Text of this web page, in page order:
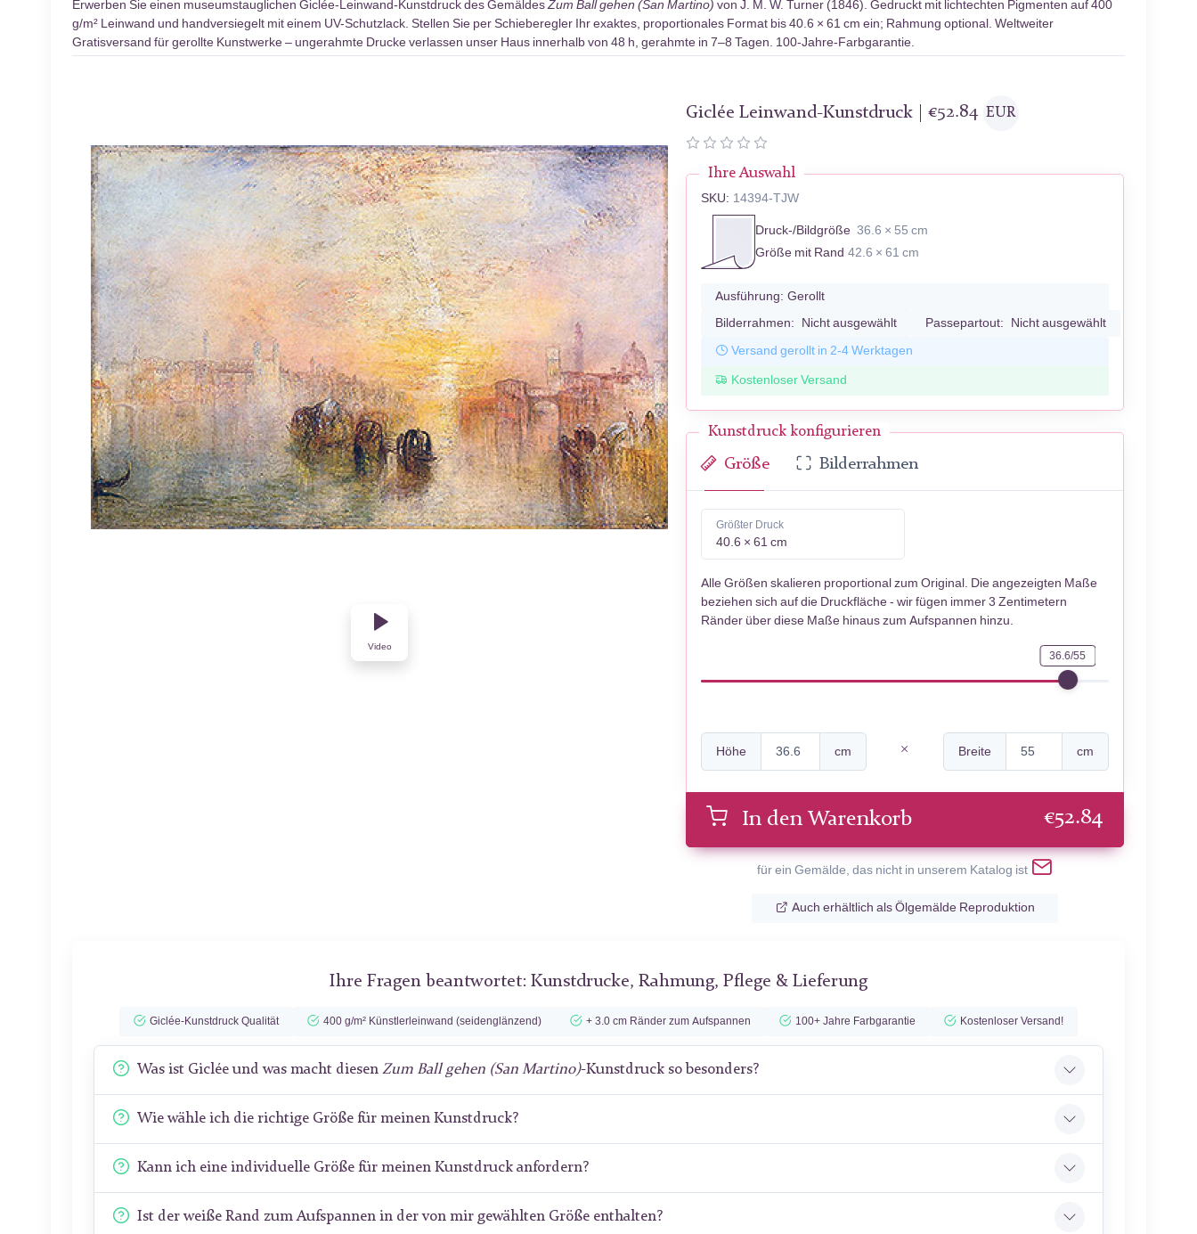
Erwerben Sie einen museumstauglichen Giclée-Leinwand-Kunstdruck des GemäldesZum Ball gehen (San Martino) von J. M. W. Turner (1846). Gedruckt mit lichtechten Pigmenten auf 400
g/m² Leinwand und handversiegelt mit einem UV-Schutzlack. Stellen Sie per Schieberegler Ihr exaktes, proportionales Format bis 40.6 × 61 cm ein; Rahmung optional. Weltweiter
Gratisversand für gerollte Kunstwerke – ungerahmte Drucke verlassen unser Haus innerhalb von 48 h, gerahmte in 7–8 Tagen. 100-Jahre-Farbgarantie.
Video
Giclée Leinwand-Kunstdruck |€52.84 EUR
Ihre Auswahl
SKU: 14394-TJW
Druck-/Bildgröße 36.6 × 55 cm
Größe mit Rand 42.6 × 61 cm
Ausführung: Gerollt
Bilderrahmen: Nicht ausgewählt Passepartout: Nicht ausgewählt
Versand gerollt in 2-4 Werktagen
Kostenloser Versand
Kunstdruck konfigurieren
Größe Bilderrahmen
Größter Druck
40.6 × 61 cm
Alle Größen skalieren proportional zum Original. Die angezeigten Maße
beziehen sich auf die Druckfläche - wir fügen immer 3 Zentimetern
Ränder über diese Maße hinaus zum Aufspannen hinzu.
36.6/55
Höhe cm Breite cm
In den Warenkorb €52.84
für ein Gemälde, das nicht in unserem Katalog ist
Auch erhältlich als Ölgemälde Reproduktion
Ihre Fragen beantwortet: Kunstdrucke, Rahmung, Pflege & Lieferung
Giclée-Kunstdruck Qualität 400 g/m² Künstlerleinwand (seidenglänzend) + 3.0 cm Ränder zum Aufspannen 100+ Jahre Farbgarantie Kostenloser Versand!
Was ist Giclée und was macht diesen Zum Ball gehen (San Martino)-Kunstdruck so besonders?
Wie wähle ich die richtige Größe für meinen Kunstdruck?
Kann ich eine individuelle Größe für meinen Kunstdruck anfordern?
Ist der weiße Rand zum Aufspannen in der von mir gewählten Größe enthalten?